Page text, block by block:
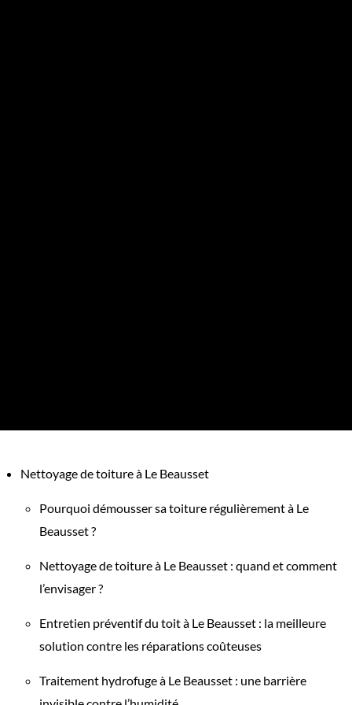
Nettoyage de toiture à Le Beausset
Pourquoi démousser sa toiture régulièrement à Le
Beausset ?
Nettoyage de toiture à Le Beausset : quand et comment
l’envisager ?
Entretien préventif du toit à Le Beausset : la meilleure
solution contre les réparations coûteuses
Traitement hydrofuge à Le Beausset : une barrière